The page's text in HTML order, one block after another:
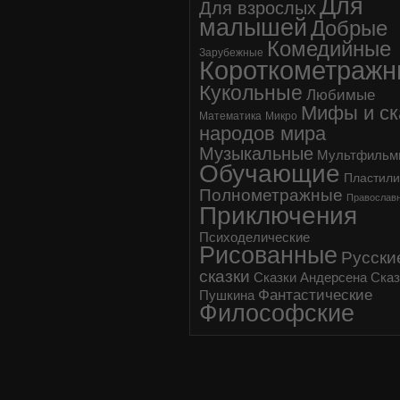
Для взрослых Для
малышей Добрые
Зарубежные Комедийные
Кукольные Любимые
Математика Микро Мифы и
народов мира
Музыкальные
Обучающие
Полнометражные
Приключения
Психоделические
Рисованные
сказки Сказки Андерсена
Пушкина Фантастические
Философские